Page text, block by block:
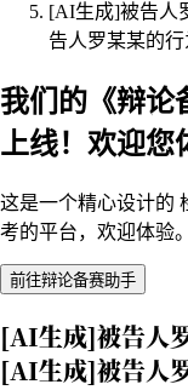
[AI生成]被告人
告人罗某某的
我们的《辩论
上线！欢迎您
这是一个精心设计
考的平台，欢迎体验。
前往辩论备赛助手
[AI生成]被告人
[AI生成]被告人